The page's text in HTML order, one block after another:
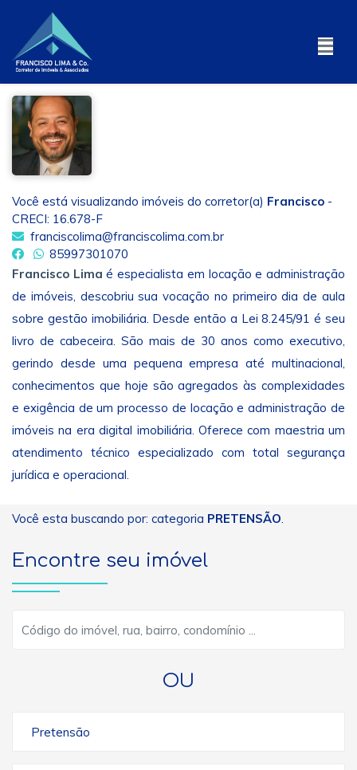
Você está visualizando imóveis do corretor(a) Francisco -
CRECI: 16.678-F
franciscolima@franciscolima.com.br
85997301070
Francisco Lima é especialista em locação e administração
de imóveis, descobriu sua vocação no primeiro dia de aula
sobre gestão imobiliária. Desde então a Lei 8.245/91 é seu
livro de cabeceira. São mais de 30 anos como executivo,
gerindo desde uma pequena empresa até multinacional,
conhecimentos que hoje são agregados às complexidades
e exigência de um processo de locação e administração de
imóveis na era digital imobiliária. Oferece com maestria um
atendimento técnico especializado com total segurança
jurídica e operacional.
Você esta buscando por: categoria PRETENSÃO
Encontre seu imóvel
OU
Pretensão